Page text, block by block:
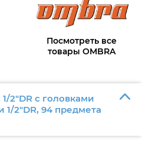
Посмотреть все
товары OMBRA
2"DR с головками
2"DR, 94 предмета